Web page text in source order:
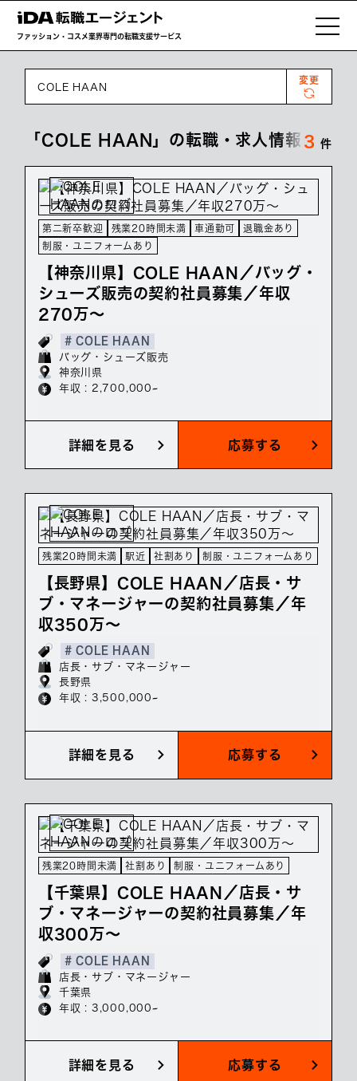
ファッション・コスメ業界専門の転職支援サービス
COLE HAAN
変更
「COLE HAAN」の転職・求人情報一覧
3 件
第二新卒歓迎 残業20時間未満 車通勤可
退職金あり
制服・ユニフォームあり
【神奈川県】COLE HAAN／バッグ・
シューズ販売の契約社員募集／年収
270万～
# COLE HAAN
バッグ・シューズ販売
神奈川県
年収 : 2,700,000~
詳細を見る 応募する
残業20時間未満 駅近 社割あり 制服・ユニフォームあり
【長野県】COLE HAAN／店長・サ
ブ・マネージャーの契約社員募集／年
収350万～
# COLE HAAN
店長・サブ・マネージャー
長野県
年収 : 3,500,000~
詳細を見る 応募する
残業20時間未満 社割あり 制服・ユニフォームあり
【千葉県】COLE HAAN／店長・サ
ブ・マネージャーの契約社員募集／年
収300万～
# COLE HAAN
店長・サブ・マネージャー
千葉県
年収 : 3,000,000~
詳細を見る 応募する